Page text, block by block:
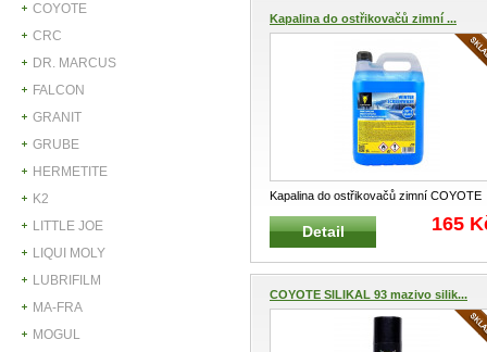
COYOTE
CRC
DR. MARCUS
FALCON
GRANIT
GRUBE
HERMETITE
K2
LITTLE JOE
LIQUI MOLY
LUBRIFILM
MA-FRA
MOGUL
Kapalina do ostřikovačů zimní ...
Kapalina do ostřikovačů zimní COYOTE
READY -20°C 5L Nemrznoucí kapali...
Detail 165
COYOTE SILIKAL 93 mazivo silik...